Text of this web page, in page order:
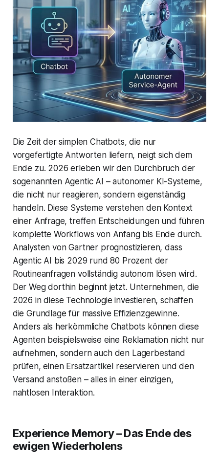
Die Zeit der simplen Chatbots, die nur
vorgefertigte Antworten liefern, neigt sich dem
Ende zu. 2026 erleben wir den Durchbruch der
sogenannten Agentic AI – autonomer KI-Systeme,
die nicht nur reagieren, sondern eigenständig
handeln. Diese Systeme verstehen den Kontext
einer Anfrage, treffen Entscheidungen und führen
komplette Workflows von Anfang bis Ende durch.
Analysten von Gartner prognostizieren, dass
Agentic AI bis 2029 rund 80 Prozent der
Routineanfragen vollständig autonom lösen wird.
Der Weg dorthin beginnt jetzt. Unternehmen, die
2026 in diese Technologie investieren, schaffen
die Grundlage für massive Effizienzgewinne.
Anders als herkömmliche Chatbots können diese
Agenten beispielsweise eine Reklamation nicht nur
aufnehmen, sondern auch den Lagerbestand
prüfen, einen Ersatzartikel reservieren und den
Versand anstoßen – alles in einer einzigen,
nahtlosen Interaktion.
Experience Memory – Das Ende des
ewigen Wiederholens